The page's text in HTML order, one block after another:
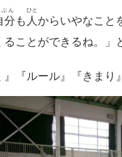
分
ぶん
も 人
ひと
からいやなこと
ることができるね。」
『ルール』『きまり